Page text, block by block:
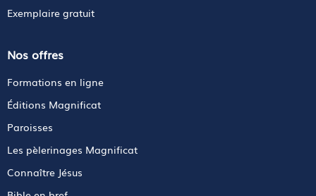
Exemplaire gratuit
Nos offres
Formations en ligne
Éditions Magnificat
Paroisses
Les pèlerinages Magnificat
Connaître Jésus